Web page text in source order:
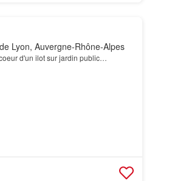
Lyon, Auvergne-Rhône-Alpes
d'un ilot sur jardin public…